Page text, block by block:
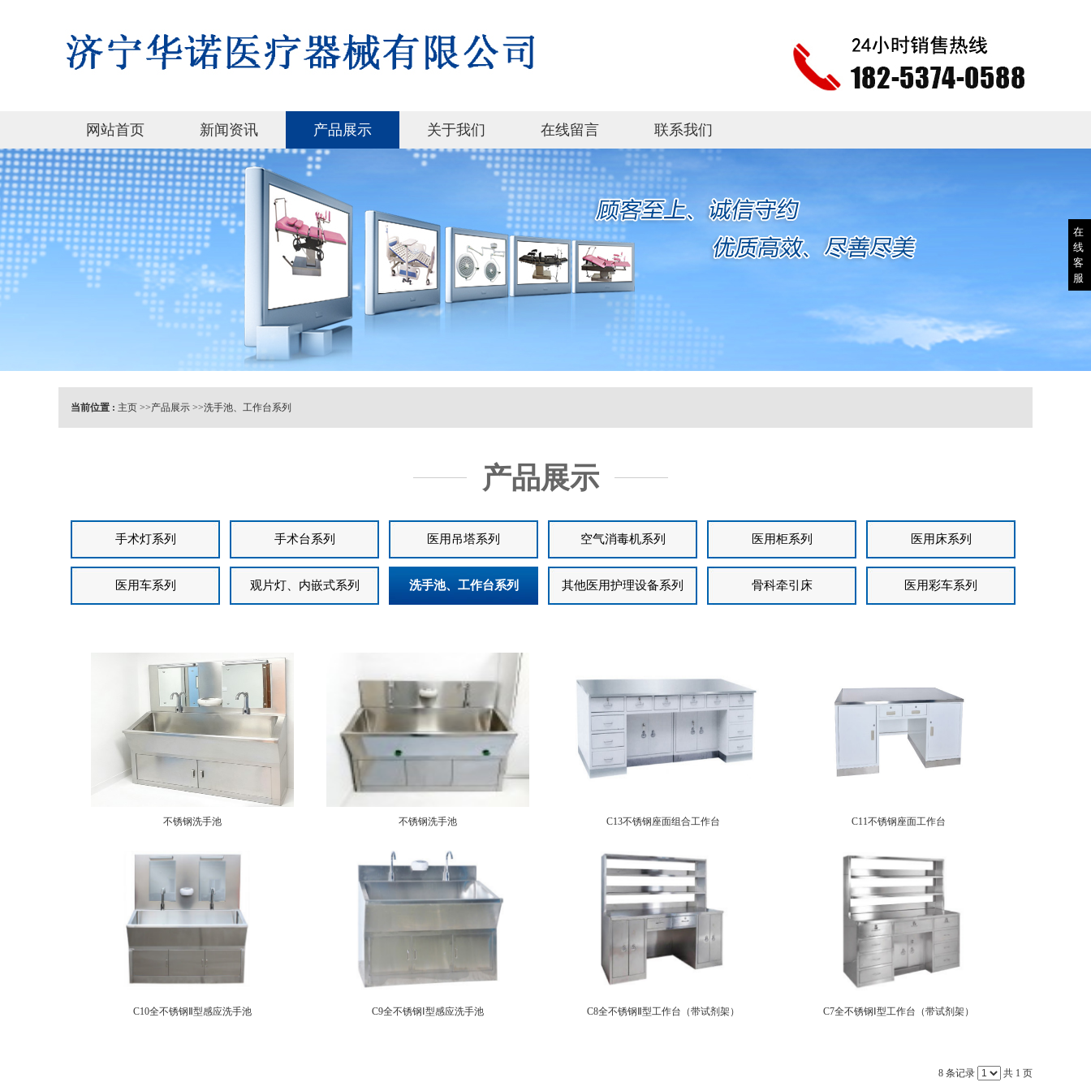
网站首页 新闻资讯 产品展示 关于我们 在线留言 联系我们
当前位置 : 主页 >>产品展示 >>洗手池、工作台系列
产品展示
手术灯系列 手术台系列 医用吊塔系列 空气消毒机系列 医用柜系列 医用床系列
医用车系列 观片灯、内嵌式系列 洗手池、工作台系列 其他医用护理设备系列 骨科牵引床 医用彩车系列
不锈钢洗手池 不锈钢洗手池 C13不锈钢座面组合工作台 C11不锈钢座面工作台
C10全不锈钢Ⅱ型感应洗手池 C9全不锈钢Ⅰ型感应洗手池 C8全不锈钢Ⅱ型工作台（带试剂架） C7全不锈钢Ⅰ型工作台（带试剂架）
8 条记录 共 1 页
在
线
客
服